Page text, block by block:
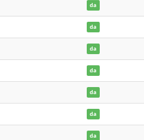
da
da
da
da
da
da
da